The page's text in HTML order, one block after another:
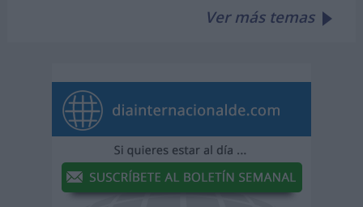
Ver más temas